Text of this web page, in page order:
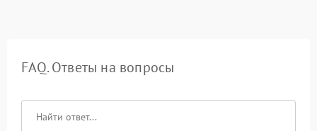
FAQ. Ответы на вопросы